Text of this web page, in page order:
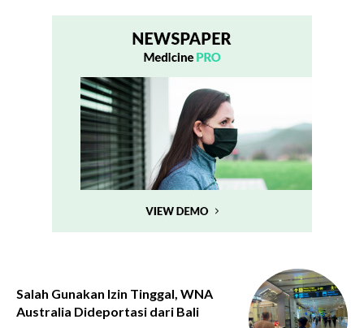
Salah Gunakan Izin Tinggal, WNA
Australia Dideportasi dari Bali